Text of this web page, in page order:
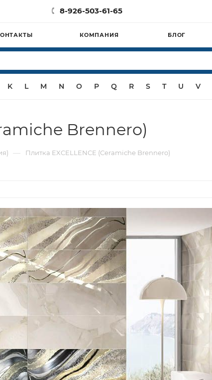
8-926-503-61-65
КОМПАНИЯ БЛОГ
K L M N O P Q R S T U V
Brennero)
— Плитка EXCELLENCE (Ceramiche Brennero)